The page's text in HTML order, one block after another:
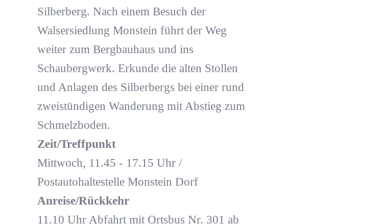
Silberberg. Nach einem Besuch der
Walsersiedlung Monstein führt der Weg
weiter zum Bergbauhaus und ins
Schaubergwerk. Erkunde die alten Stollen
und Anlagen des Silberbergs bei einer rund
zweistündigen Wanderung mit Abstieg zum
Schmelzboden.
Zeit/Treffpunkt
Mittwoch, 11.45 - 17.15 Uhr /
Postautohaltestelle Monstein Dorf
Anreise/Rückkehr
11.10 Uhr Abfahrt mit Ortsbus Nr. 301 ab